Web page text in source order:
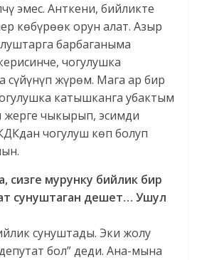
эмес. Анткени, бийликте
көбүрөөк орун алат. Азыр
барбаганыма
чогулушка
жүрөм. Мага ар бир
катышканга убактым
чыкырып, эсимди
чогулуш көп болуп
сизге мурунку бийлик бир
сунуштаган дешет…Ушул
сунуштады. Эки жолу
бол” деди. Ана-мына